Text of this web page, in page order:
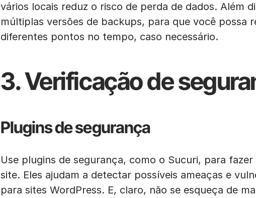
vários locais reduz o risco de perda de dados. Além
múltiplas versões de backups, para que você possa
diferentes pontos no tempo, caso necessário.
3. Verificação de
Plugins de segurança
Use plugins de segurança, como o Sucuri, para
site. Eles ajudam a detectar possíveis ameaças e
para sites WordPress. E, claro, não se esqueça de